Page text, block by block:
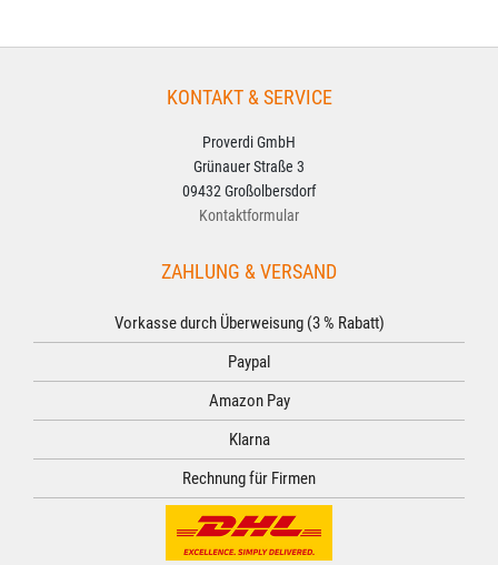
KONTAKT & SERVICE
Proverdi GmbH
Grünauer Straße 3
09432 Großolbersdorf
Kontaktformular
ZAHLUNG & VERSAND
Vorkasse durch Überweisung (3 % Rabatt)
Paypal
Amazon Pay
Klarna
Rechnung für Firmen